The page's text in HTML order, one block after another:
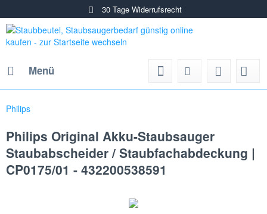
30 Tage Widerrufsrecht
Menü
Philips
Philips Original Akku-Staubsauger
Staubabscheider / Staubfachabdeckung |
CP0175/01 - 432200538591